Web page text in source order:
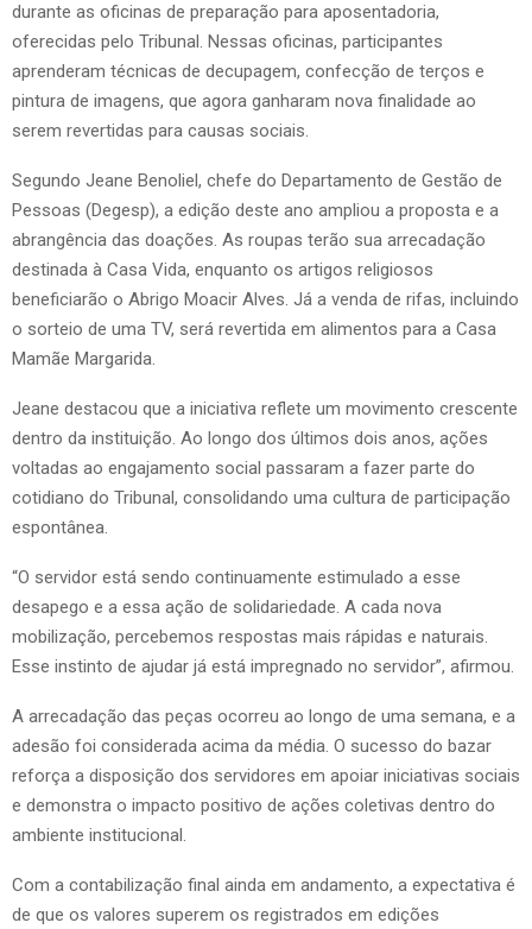
durante as oficinas de preparação para aposentadoria,
oferecidas pelo Tribunal. Nessas oficinas, participantes
aprenderam técnicas de decupagem, confecção de terços e
pintura de imagens, que agora ganharam nova finalidade ao
serem revertidas para causas sociais.
Segundo Jeane Benoliel, chefe do Departamento de Gestão de
Pessoas (Degesp), a edição deste ano ampliou a proposta e a
abrangência das doações. As roupas terão sua arrecadação
destinada à Casa Vida, enquanto os artigos religiosos
beneficiarão o Abrigo Moacir Alves. Já a venda de rifas, incluindo
o sorteio de uma TV, será revertida em alimentos para a Casa
Mamãe Margarida.
Jeane destacou que a iniciativa reflete um movimento crescente
dentro da instituição. Ao longo dos últimos dois anos, ações
voltadas ao engajamento social passaram a fazer parte do
cotidiano do Tribunal, consolidando uma cultura de participação
espontânea.
“O servidor está sendo continuamente estimulado a esse
desapego e a essa ação de solidariedade. A cada nova
mobilização, percebemos respostas mais rápidas e naturais.
Esse instinto de ajudar já está impregnado no servidor”, afirmou.
A arrecadação das peças ocorreu ao longo de uma semana, e a
adesão foi considerada acima da média. O sucesso do bazar
reforça a disposição dos servidores em apoiar iniciativas sociais
e demonstra o impacto positivo de ações coletivas dentro do
ambiente institucional.
Com a contabilização final ainda em andamento, a expectativa é
de que os valores superem os registrados em edições